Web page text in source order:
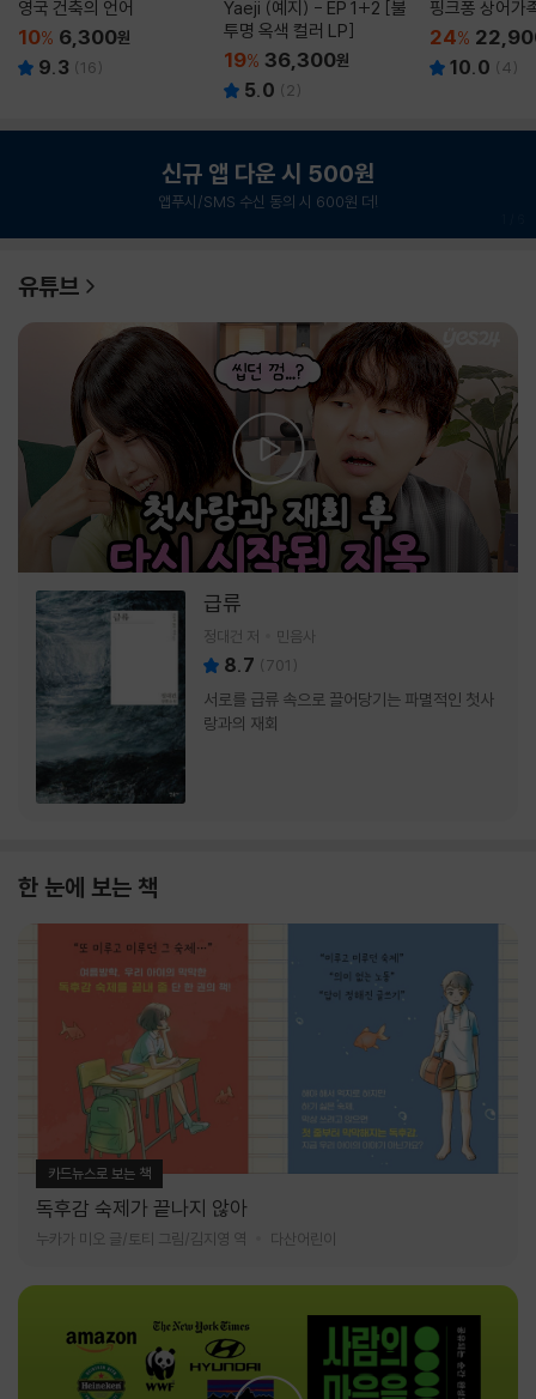
영국 건축의 언어
10% 6,300원
9.3 (16)
Yaeji (예지) - EP 1+2 [불
투명 옥색 컬러 LP]
19% 36,300원
5.0 ( 2)
핑크퐁 상어가
24%
10.0 (4)
신규 앱 다운 시 500원
앱푸시/SMS 수신 동의 시 600원 더!
유튜브
급류
정대건 저 민음사
8.7 (701 )
서로를 급류 속으로 끌어당기는 파멸적인 첫사
랑과의 재회
한 눈에 보는 책
카드뉴스로 보는 책
독후감 숙제가 끝나지 않아
누카가 미오 글/토티 그림/김지영 역 다산어린이